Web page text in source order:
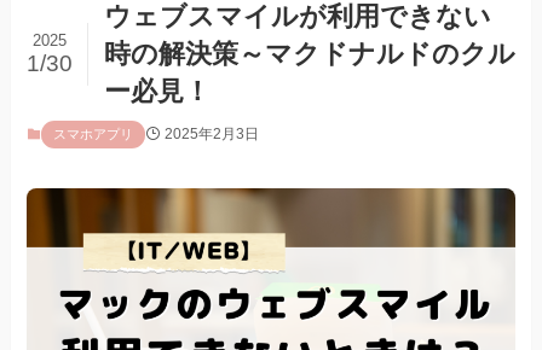
ウェブスマイルが利用できない
時の解決策～マクドナルドのクル
ー必見！
2025
1/30
スマホアプリ 2025年2月3日